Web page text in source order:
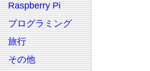
Raspberry Pi
プログラミング
旅行
その他